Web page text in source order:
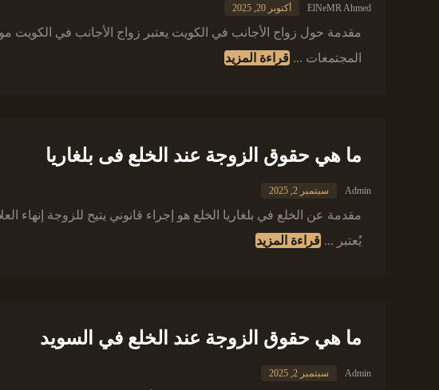
ElNeMR Ahmed أكتوبر 20, 2025
مقدمة حول زواج الأجانب في الكويت يعتبر زواج الأجانب في الكويت
المجتمعات ... قراءة المزيد
ما هي حقوق الزوجة عند الخلع فى بلغاريا
Admin سبتمبر 2, 2025
مقدمة عن الخلع في بلغاريا الخلع هو إجراء قانوني يتيح للزوجة إنهاء
يُعتبر ... قراءة المزيد
ما هي حقوق الزوجة عند الخلع في السويد
Admin سبتمبر 2, 2025